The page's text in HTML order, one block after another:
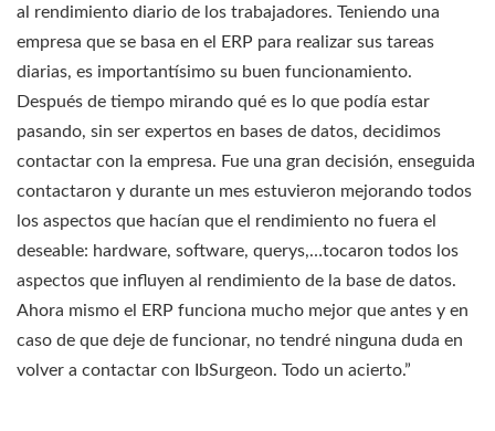
al rendimiento diario de los trabajadores. Teniendo una
empresa que se basa en el ERP para realizar sus tareas
diarias, es importantísimo su buen funcionamiento.
Después de tiempo mirando qué es lo que podía estar
pasando, sin ser expertos en bases de datos, decidimos
contactar con la empresa. Fue una gran decisión, enseguida
contactaron y durante un mes estuvieron mejorando todos
los aspectos que hacían que el rendimiento no fuera el
deseable: hardware, software, querys,…tocaron todos los
aspectos que influyen al rendimiento de la base de datos.
Ahora mismo el ERP funciona mucho mejor que antes y en
caso de que deje de funcionar, no tendré ninguna duda en
volver a contactar con IbSurgeon. Todo un acierto.”